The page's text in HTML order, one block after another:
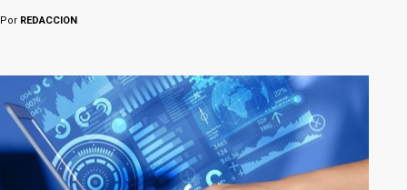
Por REDACCION